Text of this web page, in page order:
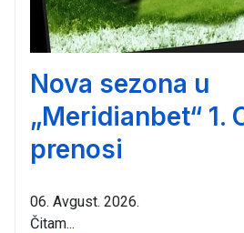
Nova sezona u
„Meridianbet“ 1.
prenosi
06. Avgust. 2026.
Čitam...